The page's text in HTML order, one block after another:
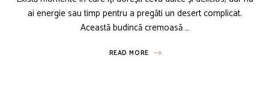
ai energie sau timp pentru a pregăti un desert complicat.
Această budincă cremoasă …
READ MORE